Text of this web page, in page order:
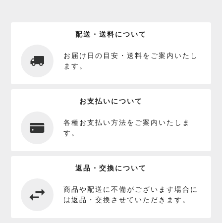
配送・送料について
お届け日の目安・送料をご案内いたし
ます。
お支払いについて
各種お支払い方法をご案内いたしま
す。
返品・交換について
商品や配送に不備がございます場合に
は返品・交換させていただきます。